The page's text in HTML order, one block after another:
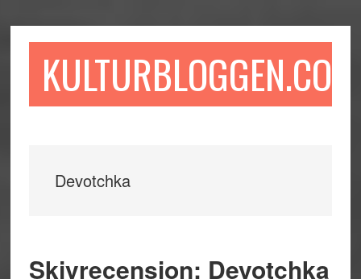
till
till
sidofältet
till
KULTURBLOGGEN.COM
Devotchka
Skivrecension: Devotchka